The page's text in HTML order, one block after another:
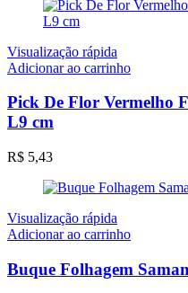
Visualização rápida
Adicionar ao carrinho
Pick De Flor Vermelho
L9 cm
R$ 5,43
Visualização rápida
Adicionar ao carrinho
Buque Folhagem